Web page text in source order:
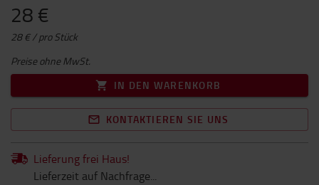
28 €
28 € / pro Stück
Preise ohne MwSt.
IN DEN WARENKORB
KONTAKTIEREN SIE UNS
Lieferung frei Haus!
Lieferzeit auf Nachfrage...